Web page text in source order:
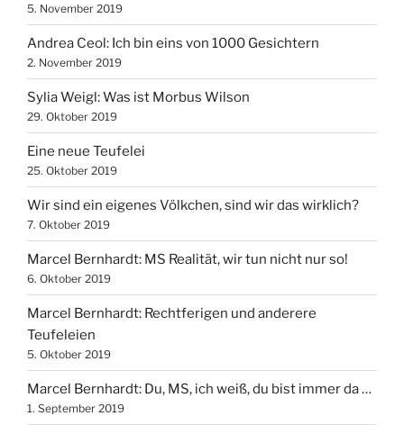
5. November 2019
Andrea Ceol: Ich bin eins von 1000 Gesichtern
2. November 2019
Sylia Weigl: Was ist Morbus Wilson
29. Oktober 2019
Eine neue Teufelei
25. Oktober 2019
Wir sind ein eigenes Völkchen, sind wir das wirklich?
7. Oktober 2019
Marcel Bernhardt: MS Realität, wir tun nicht nur so!
6. Oktober 2019
Marcel Bernhardt: Rechtferigen und anderere
Teufeleien
5. Oktober 2019
Marcel Bernhardt: Du, MS, ich weiß, du bist immer da …
1. September 2019